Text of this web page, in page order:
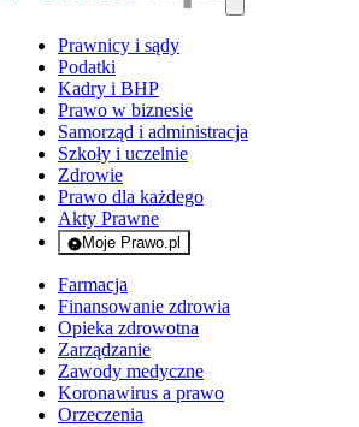
Prawnicy i sądy
Podatki
Kadry i BHP
Prawo w biznesie
Samorząd i administracja
Szkoły i uczelnie
Zdrowie
Prawo dla każdego
Akty Prawne
Moje Prawo.pl
- rejestracja i logowanie do serwisu
Farmacja
Finansowanie zdrowia
Opieka zdrowotna
Zarządzanie
Zawody medyczne
Koronawirus a prawo
Orzeczenia